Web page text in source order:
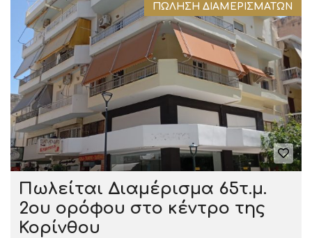
ΠΏΛΗΣΗ ΔΙΑΜΕΡΙΣΜΆΤΩΝ
Πωλείται Διαμέρισμα 65τ.μ.
2ου ορόφου στο κέντρο της
Κορίνθου